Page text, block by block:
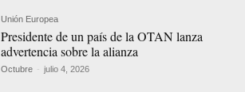
Unión Europea
Presidente de un país de la OTAN lanza
advertencia sobre la alianza
Octubre - julio 4, 2026